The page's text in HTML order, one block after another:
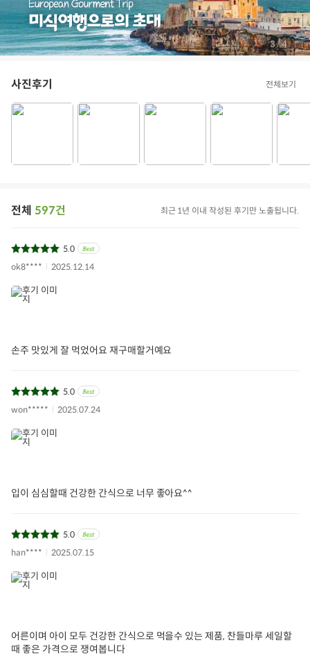
4/4
사진후기 전체보기
전체 597건 최근 1년 이내 작성된 후기만 노출됩니다.
5.0
ok8****
2025.12.14
손주 맛있게 잘 먹었어요 재구매할거예요
5.0
won*****
2025.07.24
입이 심심할때 건강한 간식으로 너무 좋아요^^
5.0
han****
2025.07.15
어른이며 아이 모두 건강한 간식으로 먹을수 있는 제품, 찬들마루 세일할
때 좋은 가격으로 쟁여봅니다